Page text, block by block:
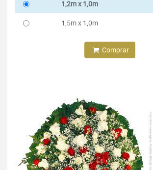
1,2m x 1,0m
1,5m x 1,0m
Comprar